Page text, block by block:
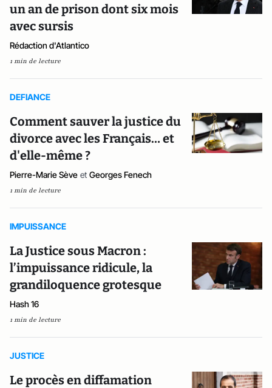
un an de prison dont six mois
avec sursis
Rédaction d'Atlantico
1 min de lecture
DEFIANCE
Comment sauver la justice du
divorce avec les Français… et
d'elle-même ?
Pierre-Marie Sève et Georges Fenech
1 min de lecture
IMPUISSANCE
La Justice sous Macron :
l’impuissance ridicule, la
grandiloquence grotesque
Hash 16
1 min de lecture
JUSTICE
Le procès en diffamation